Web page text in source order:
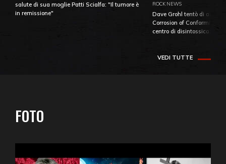
salute di sua moglie Patti Scialfa: "Il tumore è
in remissione"
ROCK NEWS
Dave Grohl tentò di
Corrosion of Conformity
centro di
VEDI TUTTE
FOTO